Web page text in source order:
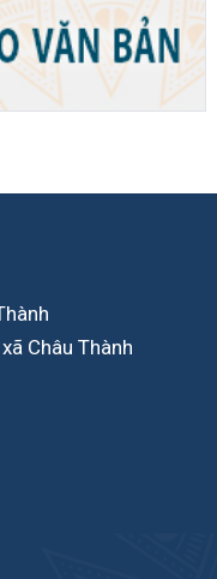
Châu Thành